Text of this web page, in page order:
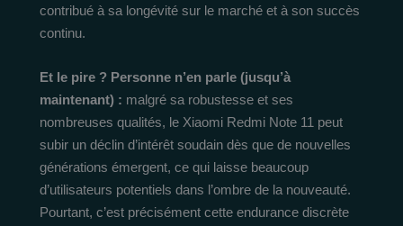
contribué à sa longévité sur le marché et à son succès
continu.
Et le pire ? Personne n’en parle (jusqu’à
maintenant) : malgré sa robustesse et ses
nombreuses qualités, le Xiaomi Redmi Note 11 peut
subir un déclin d’intérêt soudain dès que de nouvelles
générations émergent, ce qui laisse beaucoup
d’utilisateurs potentiels dans l’ombre de la nouveauté.
Pourtant, c’est précisément cette endurance discrète